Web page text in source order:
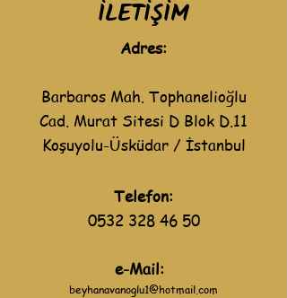
İLETİŞİM
Adres:
Barbaros Mah. Tophanelioğlu
Cad. Murat Sitesi D Blok D.11
Koşuyolu-Üsküdar / İstanbul
Telefon:
0532 328 46 50
e-Mail:
beyhanavanoglu1@hotmail.com